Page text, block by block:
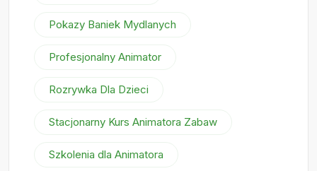
Pokazy Baniek Mydlanych
Profesjonalny Animator
Rozrywka Dla Dzieci
Stacjonarny Kurs Animatora Zabaw
Szkolenia dla Animatora